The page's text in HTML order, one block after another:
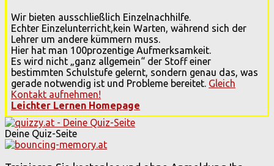
Wir bieten ausschließlich Einzelnachhilfe.
Echter Einzelunterricht,kein Warten, während sich der
Lehrer um andere kümmern muss.
Hier hat man 100prozentige Aufmerksamkeit.
Es wird nicht „ganz allgemein“ der Stoff einer
bestimmten Schulstufe gelernt, sondern genau das, was
gerade notwendig ist und Probleme bereitet. Gleich
Kontakt aufnehmen!
Leichter Lernen Homepage
Deine Quiz-Seite